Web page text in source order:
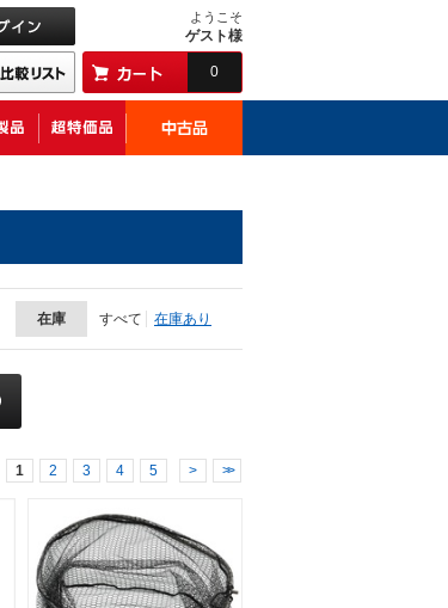
ようこそ
ゲスト様
0
在庫 すべて 在庫あり
1 2 3 4 5 > >>